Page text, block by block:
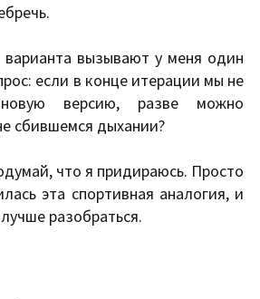
вызывают у меня один
если в конце итерации мы не
версию, разве можно
сбившемся дыхании?
что я придираюсь. Просто
эта спортивная аналогия, и
разобраться.